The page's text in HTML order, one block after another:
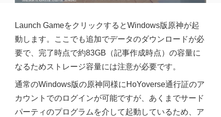
Launch GameをクリックするとWindows版原神が起
動します。ここでも追加でデータのダウンロードが必
要で、完了時点で約83GB（記事作成時点）の容量に
なるためストレージ容量には注意が必要です。
通常のWindows版の原神同様にHoYoverse通行証のア
カウントでのログインが可能ですが、あくまでサード
パーティのプログラムを介して起動しているため、ア